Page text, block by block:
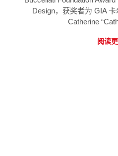
Design，获奖者为 GIA
Catherine
阅读